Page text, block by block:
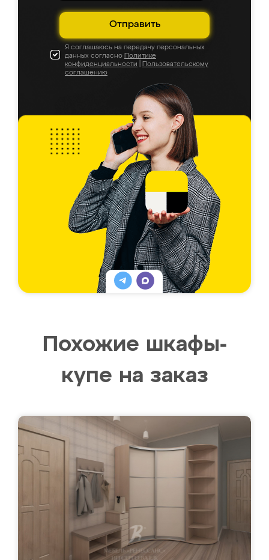
Отправить
Я соглашаюсь на передачу персональных
данных согласно Политике
конфиденциальности
Пользовательскому
соглашению
Похожие шкафы-
купе на заказ